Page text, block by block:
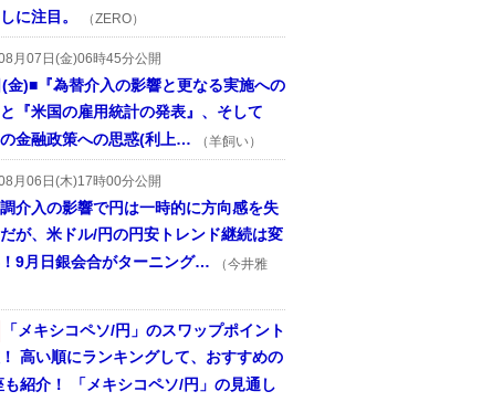
に注目。
（ZERO）
月07日(金)06時45分公開
金)■『為替介入の影響と更なる実施への
『米国の雇用統計の発表』、そして
の金融政策への思惑(利上…
（羊飼い）
月06日(木)17時00分公開
介入の影響で円は一時的に方向感を失
が、米ドル/円の円安トレンド継続は変
9月日銀会合がターニング…
（今井雅
「メキシコペソ/円」のスワップポイント
高い順にランキングして、おすすめの
も紹介！ 「メキシコペソ/円」の見通し